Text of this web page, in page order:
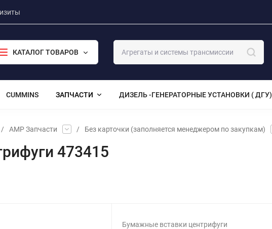
КАТАЛОГ ТОВАРОВ
CUMMINS ЗАПЧАСТИ ДИЗЕЛЬ -ГЕНЕРАТОРНЫЕ УСТАНОВКИ ( ДГУ)
/ АМР Запчасти / Без карточки (заполняется менеджером по закупкам)
473415
Бумажные вставки центрифуги